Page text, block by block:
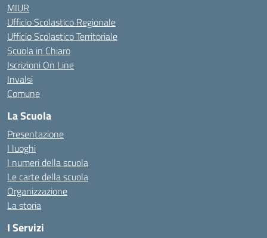
MIUR
Ufficio Scolastico Regionale
Ufficio Scolastico Territoriale
Scuola in Chiaro
Iscrizioni On Line
Invalsi
Comune
La Scuola
Presentazione
I luoghi
I numeri della scuola
Le carte della scuola
Organizzazione
La storia
I Servizi